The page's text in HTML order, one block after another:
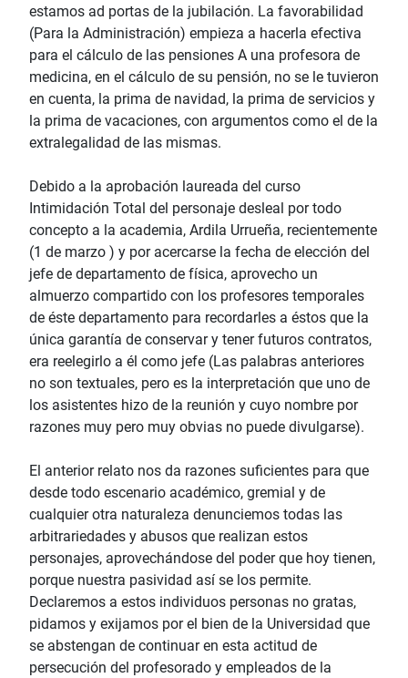
estamos ad portas de la jubilación. La favorabilidad
(Para la Administración) empieza a hacerla efectiva
para el cálculo de las pensiones A una profesora de
medicina, en el cálculo de su pensión, no se le tuvieron
en cuenta, la prima de navidad, la prima de servicios y
la prima de vacaciones, con argumentos como el de la
extralegalidad de las mismas.
Debido a la aprobación laureada del curso
Intimidación Total del personaje desleal por todo
concepto a la academia, Ardila Urrueña, recientemente
(1 de marzo ) y por acercarse la fecha de elección del
jefe de departamento de física, aprovecho un
almuerzo compartido con los profesores temporales
de éste departamento para recordarles a éstos que la
única garantía de conservar y tener futuros contratos,
era reelegirlo a él como jefe (Las palabras anteriores
no son textuales, pero es la interpretación que uno de
los asistentes hizo de la reunión y cuyo nombre por
razones muy pero muy obvias no puede divulgarse).
El anterior relato nos da razones suficientes para que
desde todo escenario académico, gremial y de
cualquier otra naturaleza denunciemos todas las
arbitrariedades y abusos que realizan estos
personajes, aprovechándose del poder que hoy tienen,
porque nuestra pasividad así se los permite.
Declaremos a estos individuos personas no gratas,
pidamos y exijamos por el bien de la Universidad que
se abstengan de continuar en esta actitud de
persecución del profesorado y empleados de la